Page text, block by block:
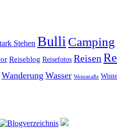
Stehen BulliCamping
Reiseblog Reisefotos Reisen
Wanderung Wasser Weinstraße